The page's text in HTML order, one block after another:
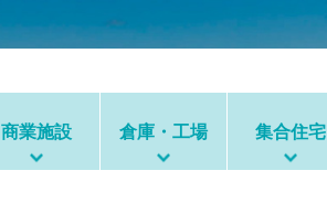
商業施設 倉庫・工場 集合住宅